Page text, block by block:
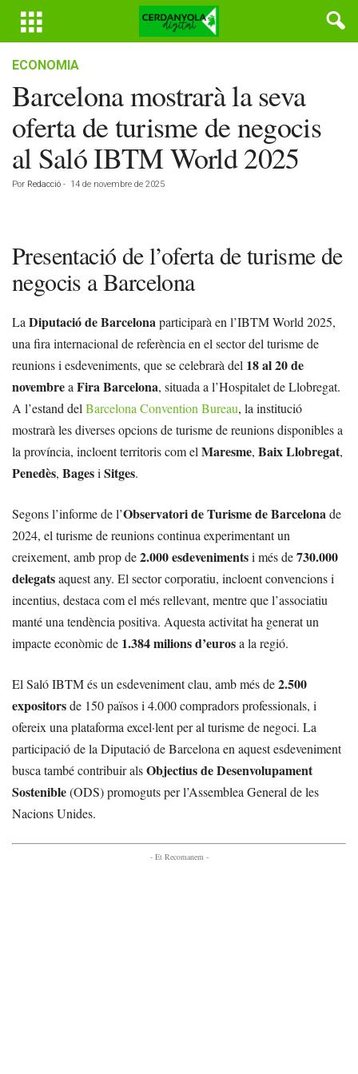
ECONOMIA
Barcelona mostrarà la seva
oferta de turisme de negocis
al Saló IBTM World 2025
Por Redacció - 14 de novembre de 2025
Presentació de l’oferta de turisme de
negocis a Barcelona
La Diputació de Barcelonaparticiparà en l’IBTM World 2025,
una fira internacional de referència en el sector del turisme de
reunions i esdeveniments, que se celebrarà del 18 al 20 de
novembrea Fira Barcelona, situada a l’Hospitalet de Llobregat.
A l’estand del Barcelona Convention Bureau, la institució
mostrarà les diverses opcions de turisme de reunions disponibles a
la província, incloent territoris com el Maresme, Baix Llobregat,
Penedès, Bagesi Sitges.
Segons l’informe de l’Observatori de Turisme de Barcelonade
2024, el turisme de reunions continua experimentant un
creixement, amb prop de2.000 esdevenimentsi més de730.000
delegatsaquest any. El sector corporatiu, incloent convencions i
incentius, destaca com el més rellevant, mentre que l’associatiu
manté una tendència positiva. Aquesta activitat ha generat un
impacte econòmic de 1.384 milions d’eurosa la regió.
El Saló IBTM és un esdeveniment clau, amb més de2.500
expositorsde 150 països i 4.000 compradors professionals, i
ofereix una plataforma excel·lent per al turisme de negoci. La
participació de la Diputació de Barcelona en aquest esdeveniment
busca també contribuir alsObjectius de Desenvolupament
Sostenible(ODS) promoguts per l’Assemblea General de les
Nacions Unides.
- Et Recomanem -